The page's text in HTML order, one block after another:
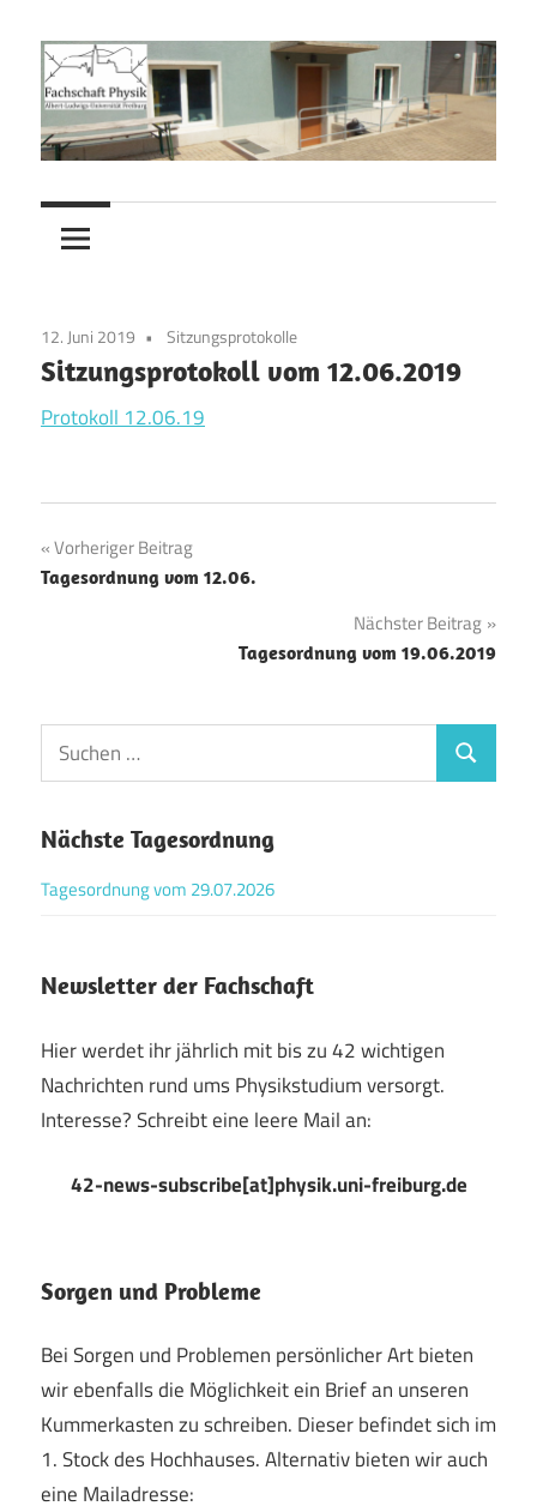
Inhalt
springen
Fachschaft
Physik
Fachschaft
Physik
12. Juni 2019 Sitzungsprotokolle
Sitzungsprotokoll vom 12.06.2019
Protokoll 12.06.19
Beitragsnavigation
Vorheriger Beitrag
Tagesordnung vom 12.06.
Nächster Beitrag
Tagesordnung vom 19.06.2019
Suchen
nach:
Suchen
Nächste Tagesordnung
Tagesordnung vom 29.07.2026
Newsletter der Fachschaft
Hier werdet ihr jährlich mit bis zu 42 wichtigen
Nachrichten rund ums Physikstudium versorgt.
Interesse? Schreibt eine leere Mail an:
42-news-subscribe[at]physik.uni-freiburg.de
Sorgen und Probleme
Bei Sorgen und Problemen persönlicher Art bieten
wir ebenfalls die Möglichkeit ein Brief an unseren
Kummerkasten zu schreiben. Dieser befindet sich im
1. Stock des Hochhauses. Alternativ bieten wir auch
eine Mailadresse: